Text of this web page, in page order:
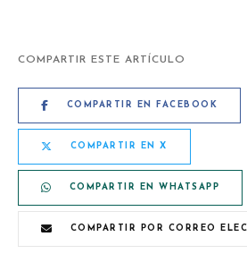
COMPARTIR ESTE ARTÍCULO
COMPARTIR EN FACEBOOK
COMPARTIR EN X
COMPARTIR EN WHATSAPP
COMPARTIR POR CORREO